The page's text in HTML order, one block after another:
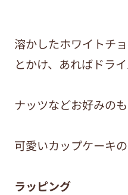
溶かしたホワイトチ
とかけ、あればドラ
ナッツなどお好みのも
可愛いカップケーキ
ラッピング